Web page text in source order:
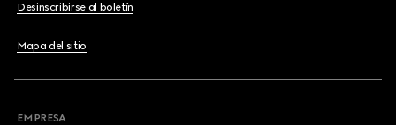
Desinscribirse al boletín
Mapa del sitio
EMPRESA